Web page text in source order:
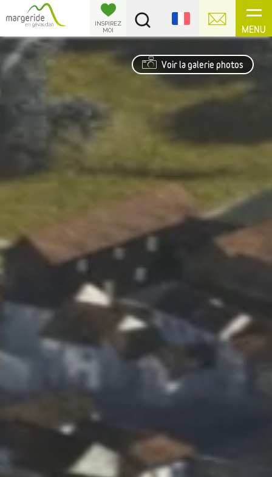
MENU
INSPIREZ
MOI
Voir la galerie photos
Panneau de gestion des cookies